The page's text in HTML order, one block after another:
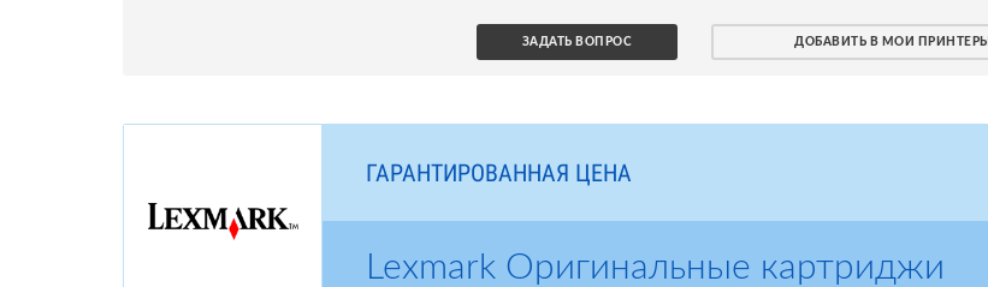
ЗАДАТЬ ВОПРОС ДОБАВИТЬ В МОИ ПРИНТЕРЫ
ГАРАНТИРОВАННАЯ ЦЕНА
Lexmark Оригинальные картриджи